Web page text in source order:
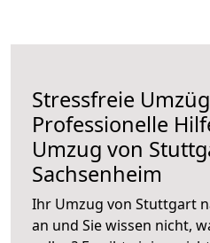
Stressfreie
Professionelle
Umzug von
Sachsenheim
Ihr Umzug von Stuttgart
an und Sie wissen nicht,